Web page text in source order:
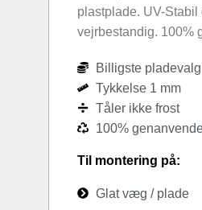
plastplade. UV-Stabil
vejrbestandig. 100%
Billigste pladevalg
Tykkelse 1 mm
Tåler ikke frost
100%
Til montering på:
Glat væg / plade